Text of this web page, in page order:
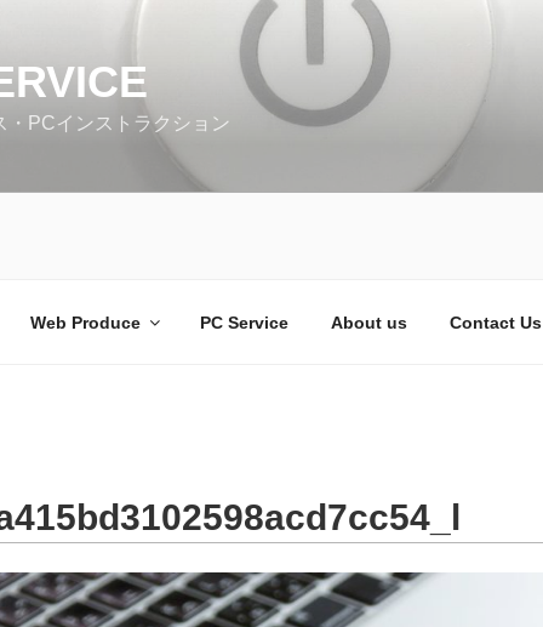
PCインストラクション
Web Produce PC Service About us Contact Us